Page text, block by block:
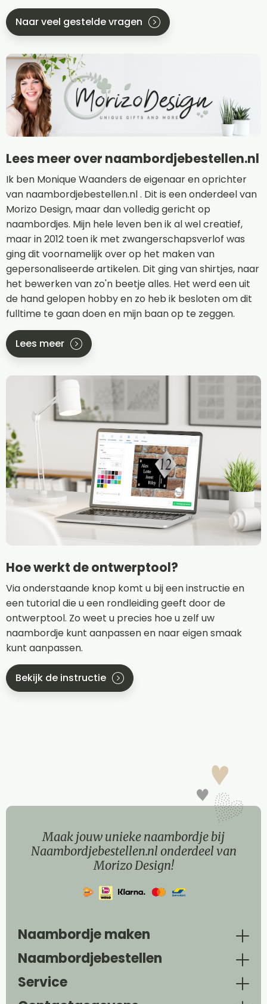
Naar veel gestelde vragen
Lees meer over naambordjebestellen.nl
Ik ben Monique Waanders de eigenaar en oprichter
van naambordjebestellen.nl . Dit is een onderdeel van
Morizo Design, maar dan volledig gericht op
naambordjes. Mijn hele leven ben ik al wel creatief,
maar in 2012 toen ik met zwangerschapsverlof was
ging dit voornamelijk over op het maken van
gepersonaliseerde artikelen. Dit ging van shirtjes, naar
het bewerken van zo'n beetje alles. Het werd een uit
de hand gelopen hobby en zo heb ik besloten om dit
fulltime te gaan doen en mijn baan op te zeggen.
Lees meer
Hoe werkt de ontwerptool?
Via onderstaande knop komt u bij een instructie en
een tutorial die u een rondleiding geeft door de
ontwerptool. Zo weet u precies hoe u zelf uw
naambordje kunt aanpassen en naar eigen smaak
kunt aanpassen.
Bekijk de instructie
Maak jouw unieke naambordje bij
Naambordjebestellen.nl onderdeel van
Morizo Design!
Naambordje maken
Naambordjebestellen
Service